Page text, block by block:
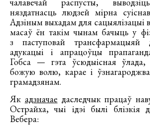
няздатнасць людзей мірна
Адзіным выхадам для сацыялізацыі
масаў ён такім чынам бачыць у
з паступовай трансфармацыяй
адукацыі і апрацоўцы
Гобса — гэта ўсюдыісная ўлада,
божую волю, карае і
грамадзянам.
Як адзначае даследчык працаў
Острайха, чыі ідэі былі
Вебера: